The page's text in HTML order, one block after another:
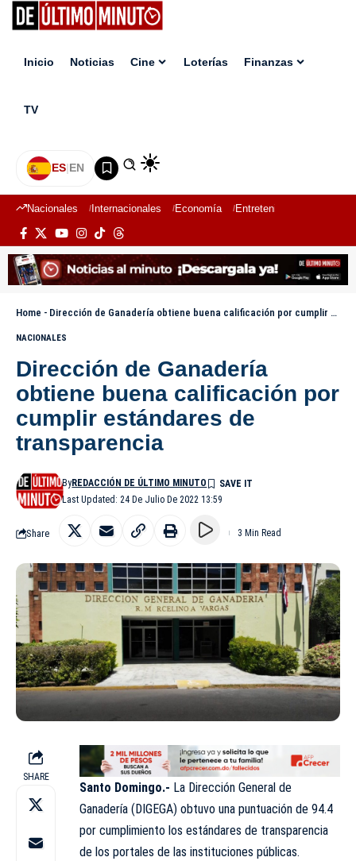
Inicio Noticias Cine Loterías Finanzas
TV
ES|EN
Nacionales Internacionales Economía Entretenimiento
Home - Dirección de Ganadería obtiene buena calificación por cumplir estándares de transparencia
NACIONALES
Dirección de Ganadería
obtiene buena calificación por
cumplir estándares de
transparencia
Last Updated: 24 De Julio De 2022 13:59
ByREDACCIÓN DE ÚLTIMO MINUTO
Share 3 Min Read
SHARE
Santo Domingo.- La Dirección General de
Ganadería (DIGEGA) obtuvo una puntuación de 94.4
por cumplimiento los estándares de transparencia
de los portales de las instituciones públicas.